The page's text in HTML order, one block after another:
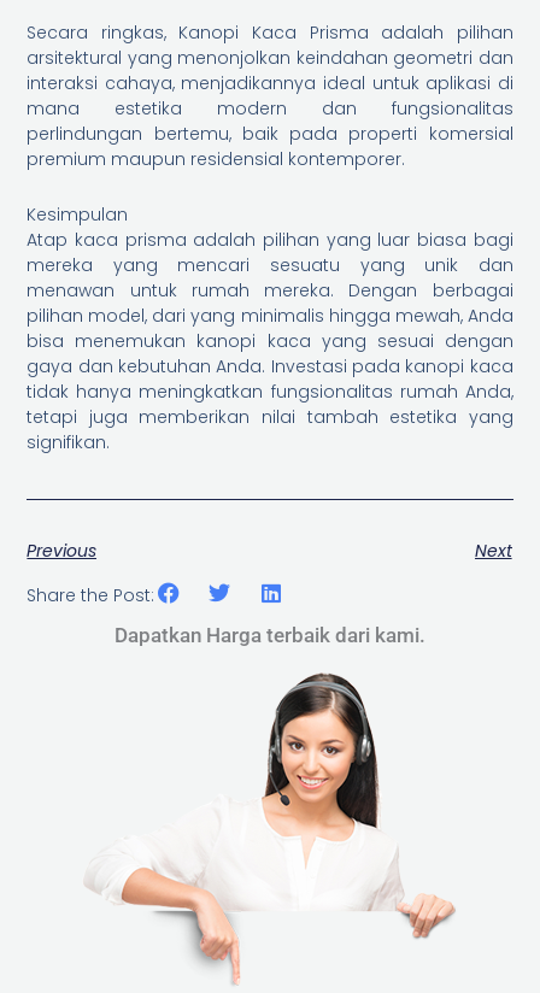
Secara ringkas, Kanopi Kaca Prisma adalah pilihan
arsitektural yang menonjolkan keindahan geometri dan
interaksi cahaya, menjadikannya ideal untuk aplikasi di
mana estetika modern dan fungsionalitas
perlindungan bertemu, baik pada properti komersial
premium maupun residensial kontemporer.
Kesimpulan
Atap kaca prisma adalah pilihan yang luar biasa bagi
mereka yang mencari sesuatu yang unik dan
menawan untuk rumah mereka. Dengan berbagai
pilihan model, dari yang minimalis hingga mewah, Anda
bisa menemukan kanopi kaca yang sesuai dengan
gaya dan kebutuhan Anda. Investasi pada kanopi kaca
tidak hanya meningkatkan fungsionalitas rumah Anda,
tetapi juga memberikan nilai tambah estetika yang
signifikan.
Previous
Next
Share the Post:
Dapatkan Harga terbaik dari kami.